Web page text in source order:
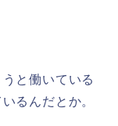
と働いている
るんだとか。